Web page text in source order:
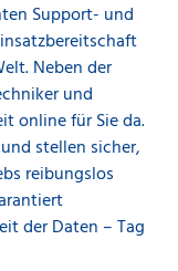
Support- und
Neben der
und
online für Sie da.
stellen sicher,
reibungslos
der Daten – Tag